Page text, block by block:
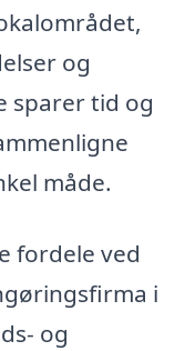
og
sparer tid og
måde.
fordele ved
i
og